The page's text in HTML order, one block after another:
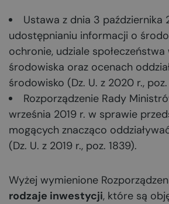
Ustawa z dnia 3 października
udostępnianiu informacji o
ochronie, udziale
środowiska oraz ocenach
środowisko (Dz. U. z 2020 r.,
Rozporządzenie Rady
września 2019 r. w sprawie
mogących znacząco
(Dz. U. z 2019 r., poz. 1839).
Wyżej wymienione
rodzaje inwestycji, które są